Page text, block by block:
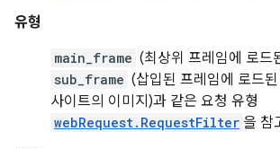
유형
main_frame (최상위 프레임에 로드
sub_frame (삽입된 프레임에 로드
사이트의 이미지)과 같은 요청 유형
webRequest.RequestFilter 을 참